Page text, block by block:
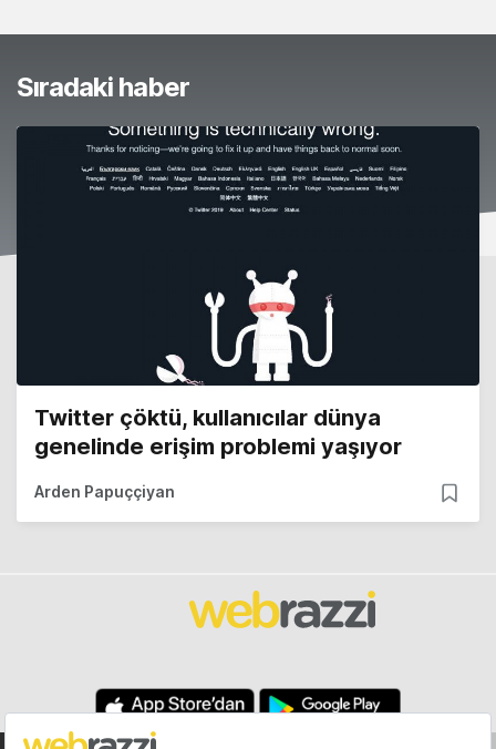
Sıradaki haber
Twitter çöktü, kullanıcılar dünya
genelinde erişim problemi yaşıyor
Arden Papuççiyan